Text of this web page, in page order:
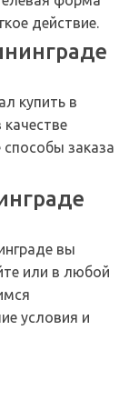
действие.
купить в
заказа
вы
или в любой
условия и